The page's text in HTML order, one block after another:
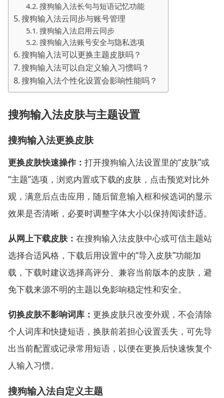
搜狗输入法长句与短语记忆功能
搜狗输入法云同步与账号管理
搜狗输入法启用云同步
搜狗输入法账号安全与隐私选项
搜狗输入法可以更换主题皮肤吗？
搜狗输入法可以自定义输入习惯吗？
搜狗输入法个性化设置会影响性能吗？
搜狗输入法皮肤与主题设置
搜狗输入法更换皮肤
更换皮肤快速操作： 打开搜狗输入法设置里的“皮肤”或
“主题”选项，浏览内置或下载的皮肤，点击预览对比外
观，满意后点击应用，随后留意输入框和候选词的显示
效果是否清晰，必要时调整字体大小以保持阅读舒适。
从网上下载皮肤： 在搜狗输入法皮肤中心或可信主题站
选择合适风格，下载后用设置中的“导入皮肤”功能加
载，下载时建议选择高评分、兼容当前版本的皮肤，避
免下载来源不明的主题以免影响稳定性和安全。
切换皮肤不影响词库： 更换皮肤只改变外观，不会清除
个人词库和快捷短语，换肤前若担心设置丢失，可先导
出当前配置或记录常用短语，以便在更换后快速恢复个
人输入习惯。
搜狗输入法自定义主题